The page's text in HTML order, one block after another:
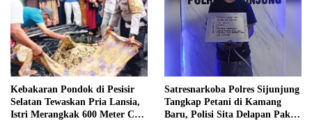
Kebakaran Pondok di Pesisir
Selatan Tewaskan Pria Lansia,
Istri Merangkak 600 Meter Cari
Satresnarkoba Polres Sijunjung
Tangkap Petani di Kamang
Baru, Polisi Sita Delapan Paket